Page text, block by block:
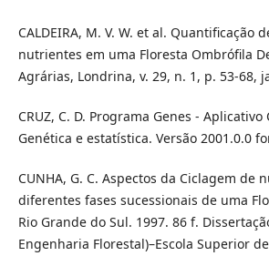
CALDEIRA, M. V. W. et al. Quantificação
nutrientes em uma Floresta Ombrófila
Agrárias, Londrina, v. 29, n. 1, p. 53-68,
CRUZ, C. D. Programa Genes -
Genética e estatística. Versão 2001.0.0
CUNHA, G. C. Aspectos da Ciclagem de
diferentes fases sucessionais de uma
Rio Grande do Sul. 1997. 86 f.
Engenharia Florestal)–Escola Superior